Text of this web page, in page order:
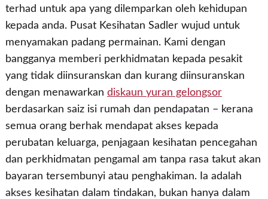
terhad untuk apa yang dilemparkan oleh kehidupan
kepada anda. Pusat Kesihatan Sadler wujud untuk
menyamakan padang permainan. Kami dengan
bangganya memberi perkhidmatan kepada pesakit
yang tidak diinsuranskan dan kurang diinsuranskan
dengan menawarkan diskaun yuran gelongsor
berdasarkan saiz isi rumah dan pendapatan – kerana
semua orang berhak mendapat akses kepada
perubatan keluarga, penjagaan kesihatan pencegahan
dan perkhidmatan pengamal am tanpa rasa takut akan
bayaran tersembunyi atau penghakiman. Ia adalah
akses kesihatan dalam tindakan, bukan hanya dalam